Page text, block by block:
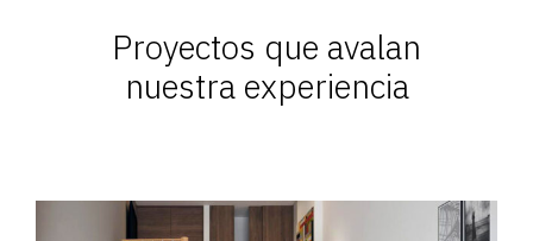
Proyectos que avalan
nuestra experiencia